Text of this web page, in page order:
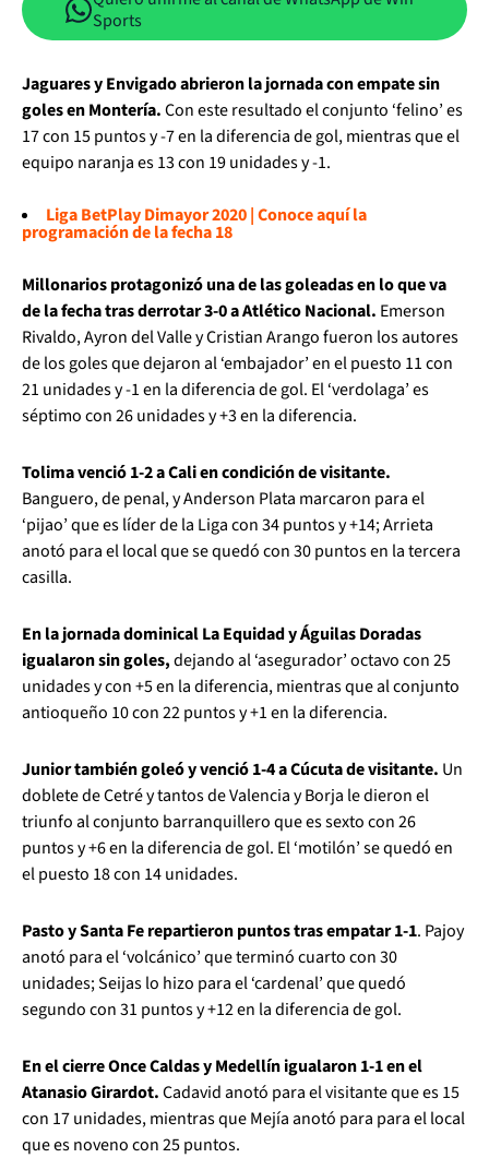
Sports
Jaguares y Envigado abrieron la jornada con empate sin
goles en Montería.Con este resultado el conjunto ‘felino’ es
17 con 15 puntos y -7 en la diferencia de gol, mientras que el
equipo naranja es 13 con 19 unidades y -1.
Liga BetPlay Dimayor 2020 | Conoce aquí la
programación de la fecha 18
Millonarios protagonizó una de las goleadas en lo que va
de la fecha tras derrotar 3-0 a Atlético Nacional. Emerson
Rivaldo, Ayron del Valle y Cristian Arango fueron los autores
de los goles que dejaron al ‘embajador’ en el puesto 11 con
21 unidades y -1 en la diferencia de gol. El ‘verdolaga’ es
séptimo con 26 unidades y +3 en la diferencia.
Tolima venció 1-2 a Cali en condición de visitante.
Banguero, de penal, y Anderson Plata marcaron para el
‘pijao’ que es líder de la Liga con 34 puntos y +14; Arrieta
anotó para el local que se quedó con 30 puntos en la tercera
casilla.
En la jornada dominical La Equidad y Águilas Doradas
igualaron sin goles,dejando al ‘asegurador’ octavo con 25
unidades y con +5 en la diferencia, mientras que al conjunto
antioqueño 10 con 22 puntos y +1 en la diferencia.
Junior también goleó y venció 1-4 a Cúcuta de visitante. Un
doblete de Cetré y tantos de Valencia y Borja le dieron el
triunfo al conjunto barranquillero que es sexto con 26
puntos y +6 en la diferencia de gol. El ‘motilón’ se quedó en
el puesto 18 con 14 unidades.
Pasto y Santa Fe repartieron puntos tras empatar 1-1. Pajoy
anotó para el ‘volcánico’ que terminó cuarto con 30
unidades; Seijas lo hizo para el ‘cardenal’ que quedó
segundo con 31 puntos y +12 en la diferencia de gol.
En el cierre Once Caldas y Medellín igualaron 1-1 en el
Atanasio Girardot.Cadavid anotó para el visitante que es 15
con 17 unidades, mientras que Mejía anotó para para el local
que es noveno con 25 puntos.